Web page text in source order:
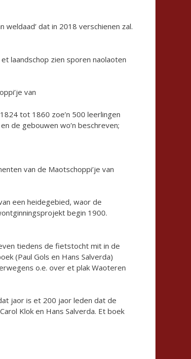
dat in 2018 verschienen zal.
laandschop zien sporen naolaoten
van
tot 1860 zoe’n 500 leerlingen
de gebouwen wo’n beschreven;
van de Maotschoppi’je van
een heidegebied, waor de
begin 1900.
tiedens de fietstocht mit in de
(Paul Gols en Hans Salverda)
o.e. over et plak Waoteren
jaor is et 200 jaor leden dat de
Klok en Hans Salverda. Et boek